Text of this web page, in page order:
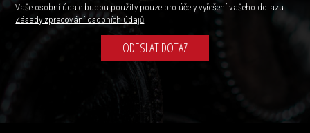
Vaše osobní údaje budou použity pouze pro účely vyřešení vašeho dotazu.
Zásady zpracování osobních údajů
ODESLAT DOTAZ